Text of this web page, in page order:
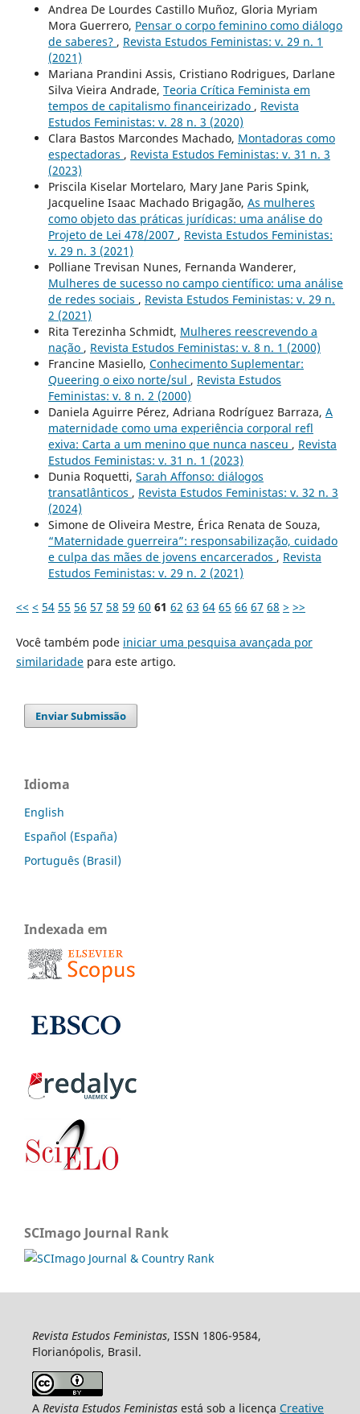
Andrea De Lourdes Castillo Muñoz, Gloria Myriam
Mora Guerrero, Pensar o corpo feminino como diálogo
de saberes? , Revista Estudos Feministas: v. 29 n. 1
(2021)
Mariana Prandini Assis, Cristiano Rodrigues, Darlane
Silva Vieira Andrade, Teoria Crítica Feminista em
tempos de capitalismo financeirizado , Revista
Estudos Feministas: v. 28 n. 3 (2020)
Clara Bastos Marcondes Machado, Montadoras como
espectadoras , Revista Estudos Feministas: v. 31 n. 3
(2023)
Priscila Kiselar Mortelaro, Mary Jane Paris Spink,
Jacqueline Isaac Machado Brigagão, As mulheres
como objeto das práticas jurídicas: uma análise do
Projeto de Lei 478/2007 , Revista Estudos Feministas:
v. 29 n. 3 (2021)
Polliane Trevisan Nunes, Fernanda Wanderer,
Mulheres de sucesso no campo científico: uma análise
de redes sociais , Revista Estudos Feministas: v. 29 n.
2 (2021)
Rita Terezinha Schmidt, Mulheres reescrevendo a
nação , Revista Estudos Feministas: v. 8 n. 1 (2000)
Francine Masiello, Conhecimento Suplementar:
Queering o eixo norte/sul , Revista Estudos
Feministas: v. 8 n. 2 (2000)
Daniela Aguirre Pérez, Adriana Rodríguez Barraza, A
maternidade como uma experiência corporal refl
exiva: Carta a um menino que nunca nasceu , Revista
Estudos Feministas: v. 31 n. 1 (2023)
Dunia Roquetti, Sarah Affonso: diálogos
transatlânticos , Revista Estudos Feministas: v. 32 n. 3
(2024)
Simone de Oliveira Mestre, Érica Renata de Souza,
“Maternidade guerreira”: responsabilização, cuidado
e culpa das mães de jovens encarcerados , Revista
Estudos Feministas: v. 29 n. 2 (2021)
<< < 54 55 56 57 58 59 60 61 62 63 64 65 66 67 68 > >>
Você também pode iniciar uma pesquisa avançada por
similaridadepara este artigo.
Enviar Submissão
Idioma
English
Español (España)
Português (Brasil)
Indexada em
SCImago Journal Rank
Revista Estudos Feministas, ISSN 1806-9584,
Florianópolis, Brasil.
A Revista Estudos Feministasestá sob a licença Creative